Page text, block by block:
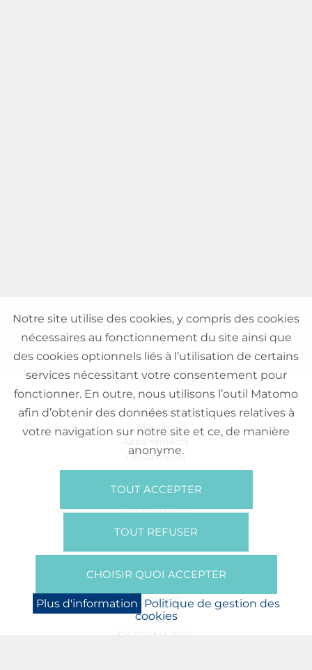
VENTE
Maisons
Appartements
Lotissements
Commerces
Bureaux
RÉFÉRENCES
SUR NOUS
Presse
BOOKING
NEWS
PARTENAIRES
Notre site utilise des cookies, y compris des cookies
nécessaires au fonctionnement du site ainsi que
des cookies optionnels liés à l’utilisation de certains
services nécessitant votre consentement pour
fonctionner. En outre, nous utilisons l’outil Matomo
afin d’obtenir des données statistiques relatives à
votre navigation sur notre site et ce, de manière
anonyme.
TOUT ACCEPTER
TOUT REFUSER
CHOISIR QUOI ACCEPTER
Plus d'information Politique de gestion des
cookies